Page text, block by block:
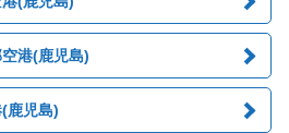
港(鹿児島)
鹿児島)